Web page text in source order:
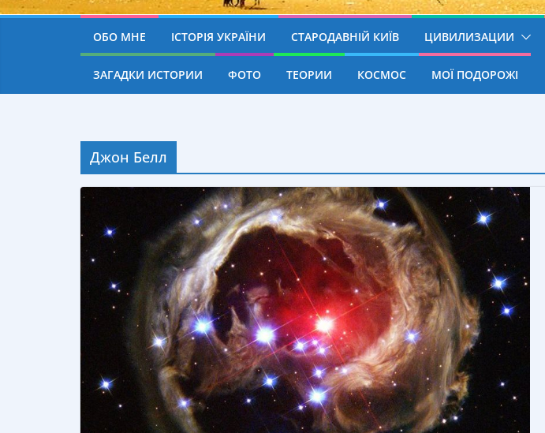
ОБО МНЕ ІСТОРІЯ УКРАЇНИ СТАРОДАВНІЙ КИЇВ ЦИВИЛИЗАЦИИ
ЗАГАДКИ ИСТОРИИ ФОТО ТЕОРИИ КОСМОС МОЇ ПОДОРОЖІ
Джон Белл